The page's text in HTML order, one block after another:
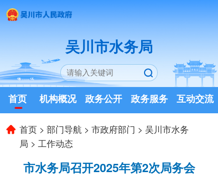
吴川市水务局
首页 机构概况 政务公开 政务服务 互动交流
首页 >部门导航 >市政府部门 > 吴川市水务
局 > 工作动态
市水务局召开2025年第2次局务会